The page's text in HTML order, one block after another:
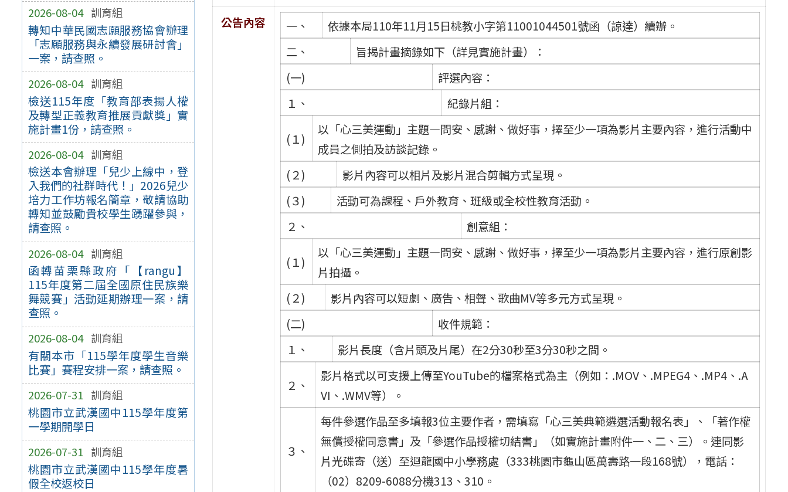
2026-08-04 訓育組
轉知中華民國志願服務協會辦理
「志願服務與永續發展研討會」
一案，請查照。
2026-08-04 訓育組
檢送115年度「教育部表揚人權
及轉型正義教育推展貢獻獎」實
施計畫1份，請查照。
2026-08-04 訓育組
檢送本會辦理「兒少上線中，登
入我們的社群時代！」2026兒少
培力工作坊報名簡章，敬請協助
轉知並鼓勵貴校學生踴躍參與，
請查照。
2026-08-04 訓育組
函轉苗栗縣政府「【rangu】
115年度第二屆全國原住民族樂
舞競賽」活動延期辦理一案，請
查照。
2026-08-04 訓育組
有關本市「115學年度學生音樂
比賽」賽程安排一案，請查照。
2026-07-31 訓育組
桃園市立武漢國中115學年度第
一學期開學日
2026-07-31 訓育組
桃園市立武漢國中115學年度暑
假全校返校日
公告內容
一、
依據本局110年11月15日桃教小字第11001044501號函（諒達）續辦。
二、
旨揭計畫摘錄如下（詳見實施計畫）：
(一)
評選內容：
１、
紀錄片組：
(１)
以「心三美運動」主題—問安、感謝、做好事，擇至少一項為影片主要內容，進行活動中
成員之側拍及訪談記錄。
(２)
影片內容可以相片及影片混合剪輯方式呈現。
(３)
活動可為課程、戶外教育、班級或全校性教育活動。
２、
創意組：
(１)
以「心三美運動」主題—問安、感謝、做好事，擇至少一項為影片主要內容，進行原創影
片拍攝。
(２)
影片內容可以短劇、廣告、相聲、歌曲MV等多元方式呈現。
(二)
收件規範：
１、
影片長度（含片頭及片尾）在2分30秒至3分30秒之間。
２、
影片格式以可支援上傳至YouTube的檔案格式為主（例如：.MOV、.MPEG4、.MP4、.A
VI、.WMV等）。
３、
每件參選作品至多填報3位主要作者，需填寫「心三美典範遴選活動報名表」、「著作權
無償授權同意書」及「參選作品授權切結書」（如實施計畫附件一、二、三）。連同影
片光碟寄（送）至迴龍國中小學務處（333桃園市龜山區萬壽路一段168號），電話：
（02）8209-6088分機313、310。